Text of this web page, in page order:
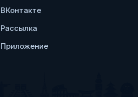
ВКонтакте
Рассылка
Приложение